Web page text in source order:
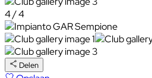
4 / 4
Delen